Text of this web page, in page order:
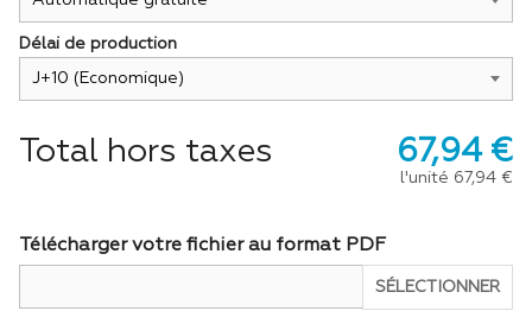
Délai de production
Total hors taxes 67,94 €
l'unité 67,94 €
Télécharger votre fichier au format PDF
SÉLECTIONNER